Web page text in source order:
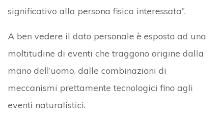
significativo alla persona fisica interessata”.
A ben vedere il dato personale è esposto ad una
moltitudine di eventi che traggono origine dalla
mano dell’uomo, dalle combinazioni di
meccanismi prettamente tecnologici fino agli
eventi naturalistici.